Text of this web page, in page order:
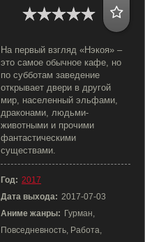
На первый взгляд «Нэкоя» –
это самое обычное кафе, но
по субботам заведение
открывает двери в другой
мир, населенный эльфами,
драконами, людьми-
животными и прочими
фантастическими
существами.
Год: 2017
Дата выхода: 2017-07-03
Аниме жанры: Гурман,
Повседневность, Работа,